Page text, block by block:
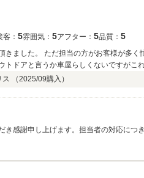
客： 5雰囲気： 5アフター： 5品質： 5
きました。 ただ担当の方がお客様が多
ドアと言うか車屋らしくないですがこ
ス （2025/09購入）
き感謝申し上げます。担当者の対応につ